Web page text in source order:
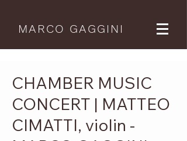
MARCO GAGGINI
CHAMBER MUSIC
CONCERT | MATTEO
CIMATTI, violin -